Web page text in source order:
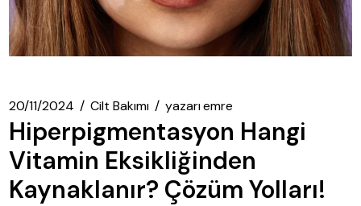
20/11/2024 Cilt Bakımı yazarıemre
Hiperpigmentasyon Hangi
Vitamin Eksikliğinden
Kaynaklanır? Çözüm Yolları!